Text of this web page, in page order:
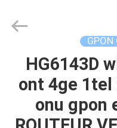
MAISON
PRODUITS
LIMITED.
GPON
HG6143D
ont 4ge 1tel
onu gpon